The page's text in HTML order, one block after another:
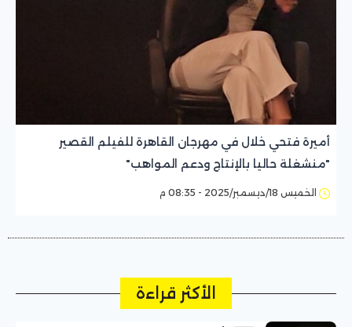
أميرة فتحي خلال في مهرجان القاهرة للفيلم القصير
"منشغلة حاليا بالإنتاج ودعم المواهب"
الخميس 18/ديسمبر/2025 - 08:35 م
الأكثر قراءة